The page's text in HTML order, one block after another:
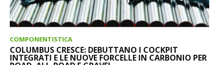
COMPONENTISTICA
COLUMBUS CRESCE: DEBUTTANO I COCKPIT
INTEGRATI E LE NUOVE FORCELLE IN CARBONIO PER